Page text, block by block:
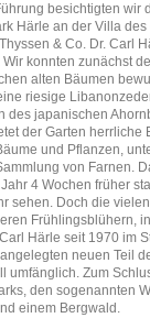
besichtigten wir
Härle an der Villa
& Co. Dr. Carl
konnten zunächst
alten Bäumen
riesige
des japanischen
der Garten herrliche
und Pflanzen,
von Farnen.
4 Wochen früher
sehen. Doch die
Frühlingsblühern,
Härle seit 1970 im
neuen Teil
umfänglich. Zum
den sogenannten
einem Bergwald.